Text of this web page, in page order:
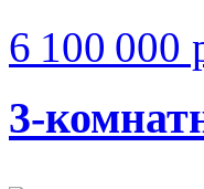
6 100 000
3-